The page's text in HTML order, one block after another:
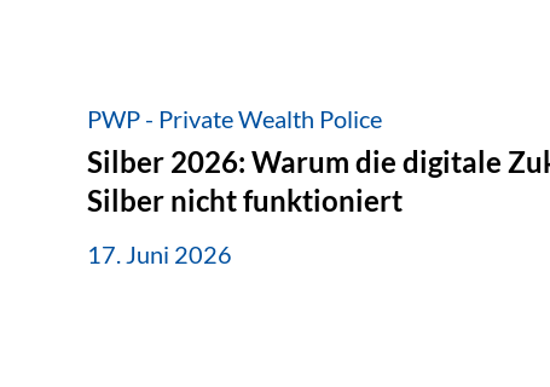
PWP - Private Wealth Police
Silber 2026: Warum die digitale
Silber nicht funktioniert
17. Juni 2026